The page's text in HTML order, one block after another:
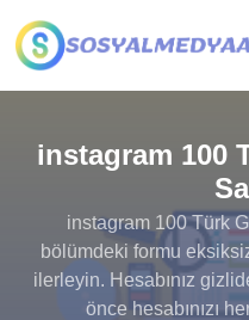
instagram 100
instagram 100 Türk
bölümdeki formu
ilerleyin. Hesabınız
önce hesabınızı